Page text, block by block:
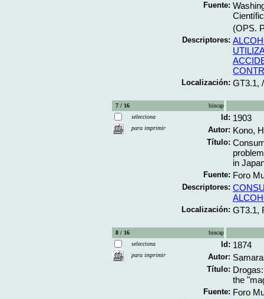
Fuente:
(OPS.
Descriptores:
Localización: GT3.1,
7 / 16
bincap
selecciona
para imprimir
Id: 1903
Autor: Kono,
Título:
in
Fuente: Foro
Descriptores:
Localización: GT3.1,
8 / 16
bincap
selecciona
para imprimir
Id: 1874
Autor:
Título:
the
Fuente: Foro